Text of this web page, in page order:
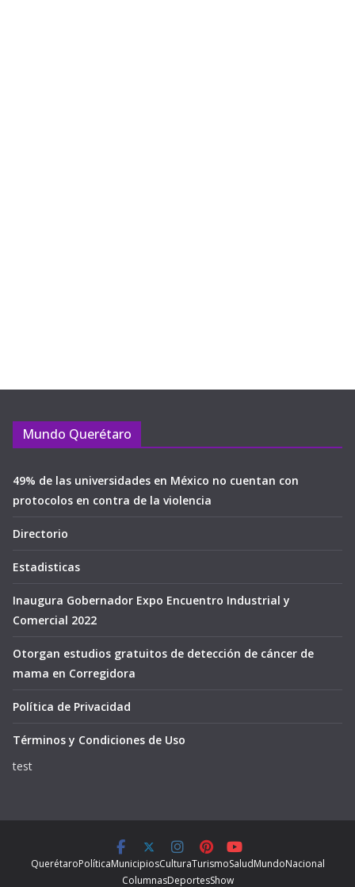
Mundo Querétaro
49% de las universidades en México no cuentan con
protocolos en contra de la violencia
Directorio
Estadisticas
Inaugura Gobernador Expo Encuentro Industrial y
Comercial 2022
Otorgan estudios gratuitos de detección de cáncer de
mama en Corregidora
Política de Privacidad
Términos y Condiciones de Uso
test
QuerétaroPolíticaMunicipiosCulturaTurismoSaludMundoNacional
ColumnasDeportesShow